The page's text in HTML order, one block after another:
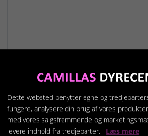
Relaterede produkter
Dette websted benytter egne og
fungere, analysere din brug af vores
med vores salgsfremmende og
levere indhold fra tredjeparter. Læs mere